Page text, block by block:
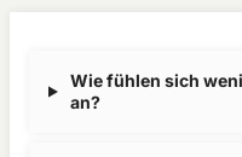
Wie fühlen sich
an?